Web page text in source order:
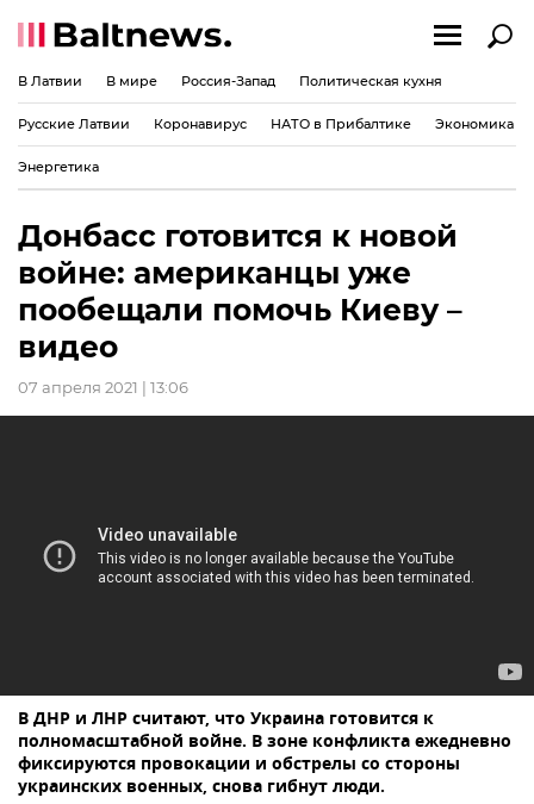
В Латвии В мире Россия-Запад Политическая кухня
Русские Латвии Коронавирус НАТО в Прибалтике Экономика
Энергетика
Донбасс готовится к новой
войне: американцы уже
пообещали помочь Киеву –
видео
07 апреля 2021 | 13:06
В ДНР и ЛНР считают, что Украина готовится к
полномасштабной войне. В зоне конфликта ежедневно
фиксируются провокации и обстрелы со стороны
украинских военных, снова гибнут люди.